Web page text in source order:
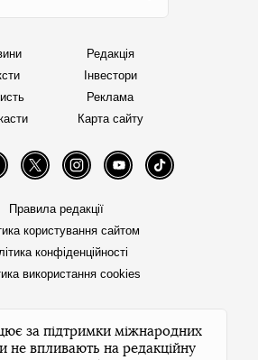
Редакція
Інвестори
Реклама
Карта сайту
TelegramTwitter InstagramYouTube TikTok
Правила редакції
користування сайтом
конфіденційності
використання cookies
за підтримки міжнародних
не впливають на редакційну